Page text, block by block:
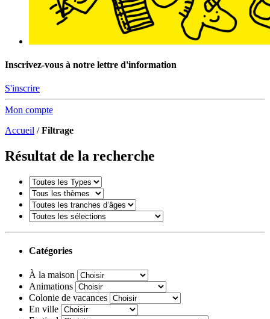
Inscrivez-vous à notre lettre d'information
S'inscrire
Mon compte
Accueil /Filtrage
Résultat de la recherche
Catégories
À la maison
Animations
Colonie de vacances
En ville